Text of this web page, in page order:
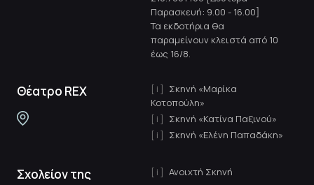
Παρασκευή: 9.00 - 16.00]
Τα εκδοτήρια θα
παραμείνουν κλειστά από 10
έως 16/8.
Θέατρο REX
Σκηνή «Μαρίκα
Κοτοπούλη»
Σκηνή «Κατίνα Παξινού»
Σκηνή «Ελένη Παπαδάκη»
Σχολείον της
Ανοιχτή Σκηνή